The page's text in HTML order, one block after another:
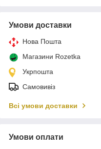
Умови доставки
Нова Пошта
Магазини Rozetka
Укрпошта
Самовивіз
Всі умови доставки
Умови оплати